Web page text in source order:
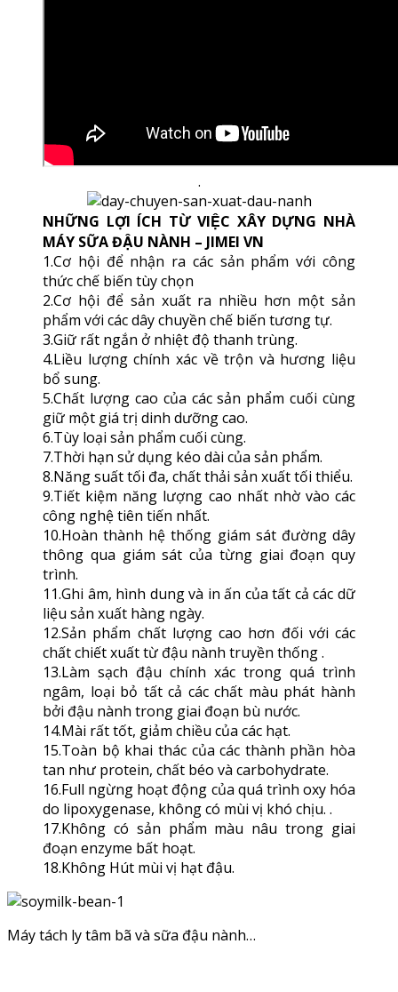
.
NHỮNG LỢI ÍCH TỪ VIỆC XÂY DỰNG NHÀ
MÁY SỮA ĐẬU NÀNH – JIMEI VN
1.Cơ hội để nhận ra các sản phẩm với công
thức chế biến tùy chọn
2.Cơ hội để sản xuất ra nhiều hơn một sản
phẩm với các dây chuyền chế biến tương tự.
3.Giữ rất ngắn ở nhiệt độ thanh trùng.
4.Liều lượng chính xác về trộn và hương liệu
bổ sung.
5.Chất lượng cao của các sản phẩm cuối cùng
giữ một giá trị dinh dưỡng cao.
6.Tùy loại sản phẩm cuối cùng.
7.Thời hạn sử dụng kéo dài của sản phẩm.
8.Năng suất tối đa, chất thải sản xuất tối thiểu.
9.Tiết kiệm năng lượng cao nhất nhờ vào các
công nghệ tiên tiến nhất.
10.Hoàn thành hệ thống giám sát đường dây
thông qua giám sát của từng giai đoạn quy
trình.
11.Ghi âm, hình dung và in ấn của tất cả các dữ
liệu sản xuất hàng ngày.
12.Sản phẩm chất lượng cao hơn đối với các
chất chiết xuất từ đậu nành truyền thống .
13.Làm sạch đậu chính xác trong quá trình
ngâm, loại bỏ tất cả các chất màu phát hành
bởi đậu nành trong giai đoạn bù nước.
14.Mài rất tốt, giảm chiều của các hạt.
15.Toàn bộ khai thác của các thành phần hòa
tan như protein, chất béo và carbohydrate.
16.Full ngừng hoạt động của quá trình oxy hóa
do lipoxygenase, không có mùi vị khó chịu. .
17.Không có sản phẩm màu nâu trong giai
đoạn enzyme bất hoạt.
18.Không Hút mùi vị hạt đậu.
Máy tách ly tâm bã và sữa đậu nành…